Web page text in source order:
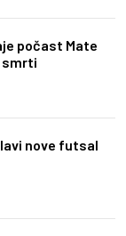
počast Mate
smrti
nove futsal